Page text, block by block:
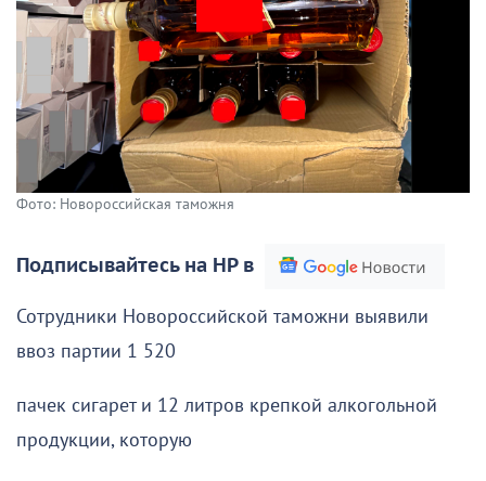
Фото: Новороссийская таможня
Подписывайтесь на НР в
Сотрудники Новороссийской таможни выявили
ввоз партии 1 520
пачек сигарет и 12 литров крепкой алкогольной
продукции, которую